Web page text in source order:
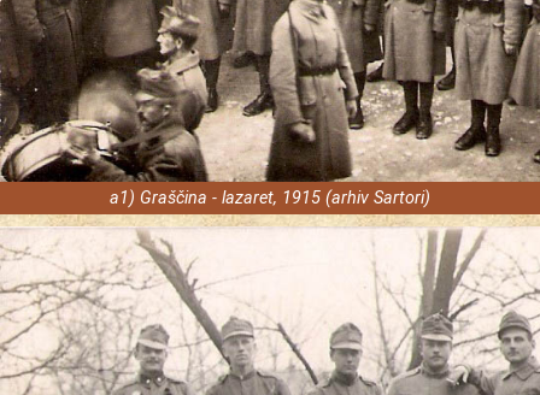
a1) Graščina - lazaret, 1915 (arhiv Sartori)